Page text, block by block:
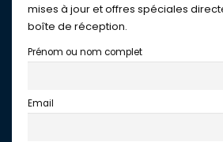
mises à jour et offres spéciales
boîte de réception.
Prénom ou nom complet
Email